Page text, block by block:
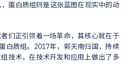
蛋白质组则是这张蓝图在现实中的动
们正引领着一场革命，其核心就在于
白质组。2017年，郭天南归国，持续
技术，在技术开发和应用上做出了多